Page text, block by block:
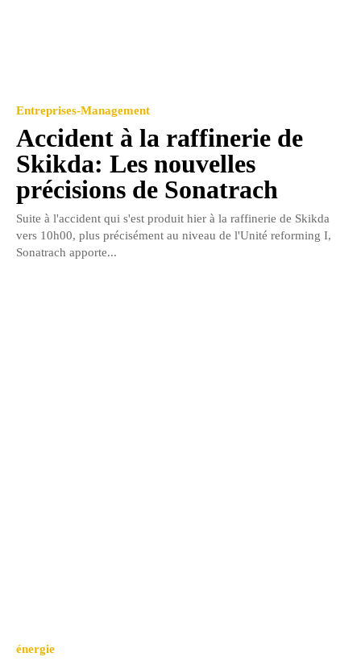
Entreprises-Management
Accident à la raffinerie de
Skikda: Les nouvelles
précisions de Sonatrach
Suite à l'accident qui s'est produit hier à la raffinerie de Skikda
vers 10h00, plus précisément au niveau de l'Unité reforming I,
Sonatrach apporte...
énergie